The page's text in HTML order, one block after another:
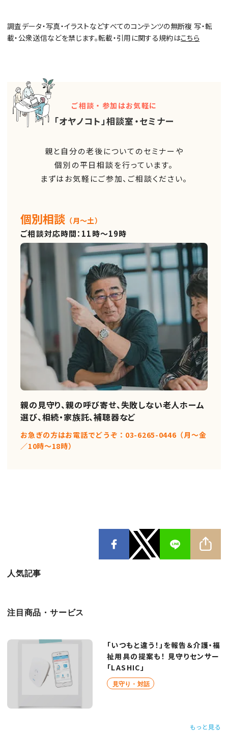
調査データ・写真・イラストなどすべてのコンテンツの無断複 写・転
載・公衆送信などを禁じます。転載・引用に関する規約はこちら
ご相談・参加はお気軽に
「オヤノコト」相談室・セミナー
親と自分の老後についてのセミナーや
個別の平日相談を行っています。
まずはお気軽にご参加、ご相談ください。
個別相談 （月～土）
ご相談対応時間：11時～19時
親の見守り、親の呼び寄せ、失敗しない老人ホーム
選び、相続・家族託、補聴器など
お急ぎの方はお電話でどうぞ：03-6265-0446（月〜金
／10時〜18時）
人気記事
注目商品・サービス
「いつもと違う！」を報告＆介護・福
祉用具の提案も！ 見守りセンサー
「LASHIC」
見守り・対話
もっと見る